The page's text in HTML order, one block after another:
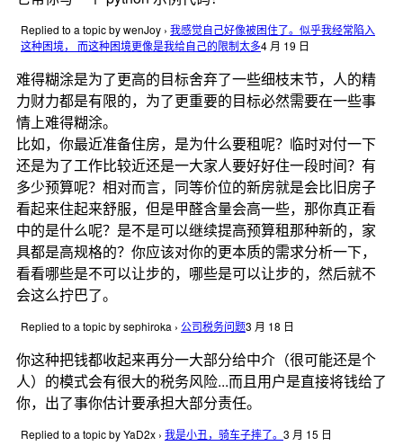
Replied to a topic by wenJoy › 我感觉自己好像被困住了。似乎我经常陷入
这种困境， 而这种困境更像是我给自己的限制太多4 月 19 日
难得糊涂是为了更高的目标舍弃了一些细枝末节，人的精
力财力都是有限的，为了更重要的目标必然需要在一些事
情上难得糊涂。
比如，你最近准备住房，是为什么要租呢？临时对付一下
还是为了工作比较近还是一大家人要好好住一段时间？有
多少预算呢？相对而言，同等价位的新房就是会比旧房子
看起来住起来舒服，但是甲醛含量会高一些，那你真正看
中的是什么呢？是不是可以继续提高预算租那种新的，家
具都是高规格的？你应该对你的更本质的需求分析一下，
看看哪些是不可以让步的，哪些是可以让步的，然后就不
会这么拧巴了。
Replied to a topic by sephiroka › 公司税务问题3 月 18 日
你这种把钱都收起来再分一大部分给中介（很可能还是个
人）的模式会有很大的税务风险...而且用户是直接将钱给了
你，出了事你估计要承担大部分责任。
Replied to a topic by YaD2x › 我是小丑，骑车子摔了。 3 月 15 日